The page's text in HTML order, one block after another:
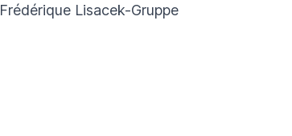
Frédérique Lisacek-Gruppe